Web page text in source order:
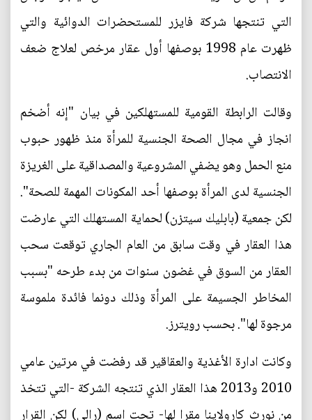
التي تنتجها شركة فايزر للمستحضرات الدوائية والتي
ظهرت عام 1998 بوصفها أول عقار مرخص لعلاج ضعف
الانتصاب.
وقالت الرابطة القومية للمستهلكين في بيان "إنه أضخم
انجاز في مجال الصحة الجنسية للمرأة منذ ظهور حبوب
منع الحمل وهو يضفي المشروعية والمصداقية على الغريزة
الجنسية لدى المرأة بوصفها أحد المكونات المهمة للصحة".
لكن جمعية (بابليك سيتزن) لحماية المستهلك التي عارضت
هذا العقار في وقت سابق من العام الجاري توقعت سحب
العقار من السوق في غضون سنوات من بدء طرحه "بسبب
المخاطر الجسيمة على المرأة وذلك دونما فائدة ملموسة
مرجوة لها". بحسب رويترز.
وكانت ادارة الأغذية والعقاقير قد رفضت في مرتين عامي
2010 و2013 هذا العقار الذي تنتجه الشركة -التي تتخذ